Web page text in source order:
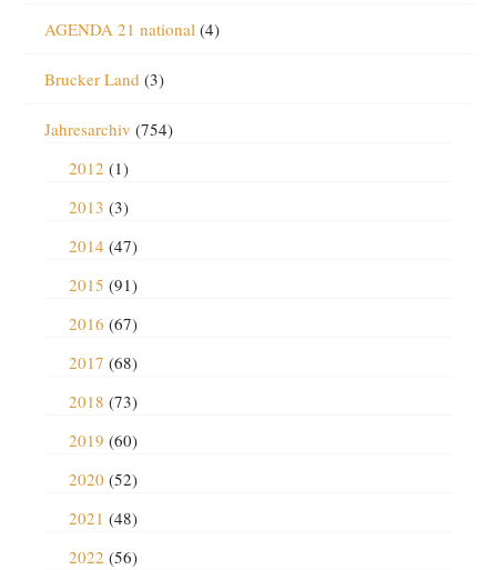
AGENDA 21 national(4)
Brucker Land (3)
Jahresarchiv (754)
2012 (1)
2013 (3)
2014 (47)
2015 (91)
2016 (67)
2017 (68)
2018 (73)
2019 (60)
2020 (52)
2021 (48)
2022 (56)